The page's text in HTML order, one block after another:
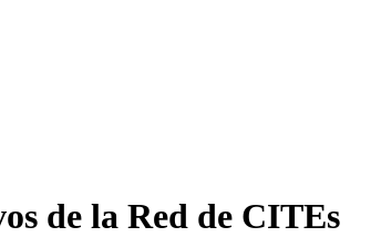
de la Red de CITEs